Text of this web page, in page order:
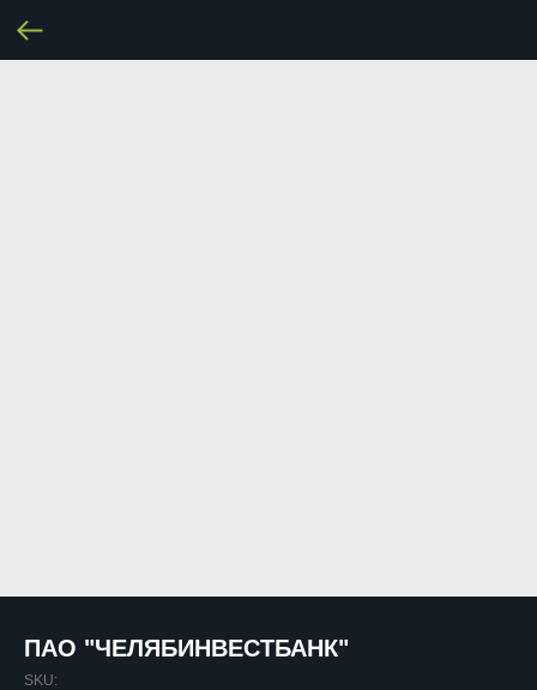
ПАО "ЧЕЛЯБИНВЕСТБАНК"
SKU: